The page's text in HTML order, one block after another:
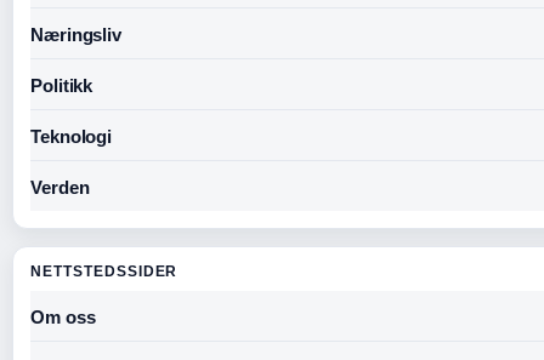
Næringsliv
Politikk
Teknologi
Verden
NETTSTEDSSIDER
Om oss